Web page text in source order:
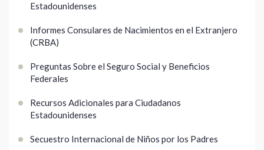
Estadounidenses
Informes Consulares de Nacimientos en el Extranjero
(CRBA)
Preguntas Sobre el Seguro Social y Beneficios
Federales
Recursos Adicionales para Ciudadanos
Estadounidenses
Secuestro Internacional de Niños por los Padres